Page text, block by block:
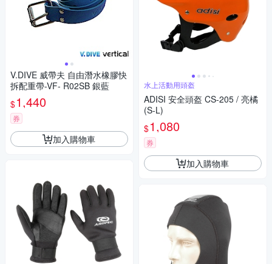
V.DIVE 威帶夫 自由潛水橡膠快
拆配重帶-VF- R02SB 銀藍
$1,440
券
加入購物車
水上活動用頭盔
ADISI 安全頭盔 CS-205 / 亮橘
(S-L)
$1,080
券
加入購物車